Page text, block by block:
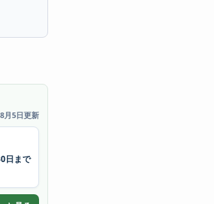
月5日更新
日まで